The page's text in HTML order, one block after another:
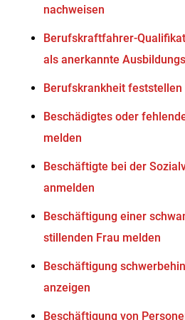
nachweisen
Berufskraftfahrer-
als anerkannte
Berufskrankheit feststellen
Beschädigtes oder
melden
Beschäftigte bei der
anmelden
Beschäftigung einer
stillenden Frau melden
Beschäftigung
anzeigen
Beschäftigung von